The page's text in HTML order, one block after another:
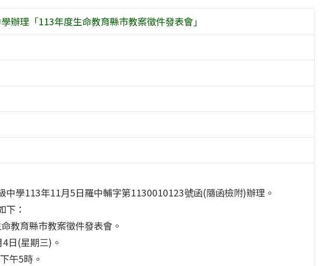
辦理「113年度生命教育縣市教案徵件發表會」
中學113年11月5日羅中輔字第1130010123號函(隨函檢附)辦理。
下：
教育縣市教案徵件發表會。
日(星期三)。
午5時。